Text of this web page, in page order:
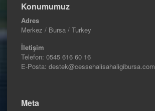
Konumumuz
Adres
Merkez / Bursa / Turkey
İletişim
Telefon: 0545 616 60 16
E-Posta: destek@cessehalisahaligibursa.com
Meta